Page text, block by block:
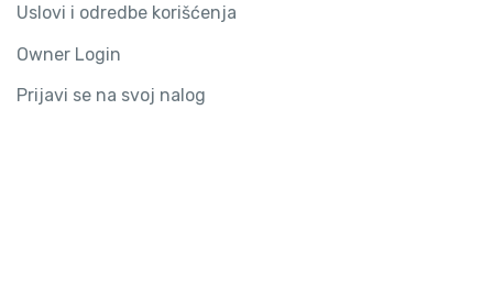
Uslovi i odredbe korišćenja
Owner Login
Prijavi se na svoj nalog